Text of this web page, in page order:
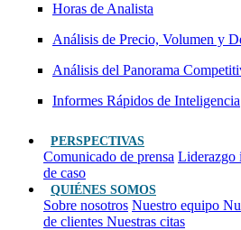
Horas de Analista
Análisis de Precio, Volumen y
Análisis del Panorama
Informes Rápidos de Inteligencia
PERSPECTIVAS
Comunicado de prensa Liderazgo
de caso
QUIÉNES SOMOS
Sobre nosotros Nuestro equipo
de clientes Nuestras citas